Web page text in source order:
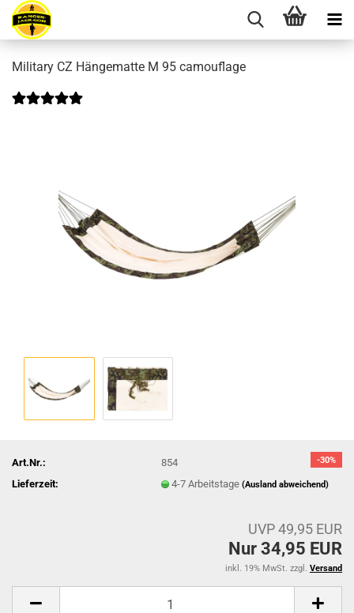
Military CZ Hängematte M 95 camouflage
-30%
Art.Nr.:
854
Lieferzeit:
4-7 Arbeitstage(Ausland abweichend)
UVP 49,95 EUR
Nur 34,95 EUR
inkl. 19% MwSt. zzgl. Versand